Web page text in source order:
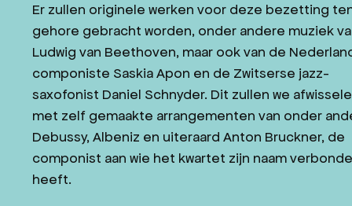
Er zullen originele werken voor deze bezetting
gehore gebracht worden, onder andere muziek
Ludwig van Beethoven, maar ook van de
componiste Saskia Apon en de Zwitserse jazz-
saxofonist Daniel Schnyder. Dit zullen we
met zelf gemaakte arrangementen van onder
Debussy, Albeniz en uiteraard Anton Bruckner, de
componist aan wie het kwartet zijn naam
heeft.